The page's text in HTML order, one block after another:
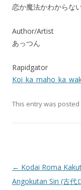
恋か魔法かわからな
Author/Artist
あっつん
Rapidgator
This entry was posted
Post
navigation
← Kodai Roma
Angokutan Sin (古代